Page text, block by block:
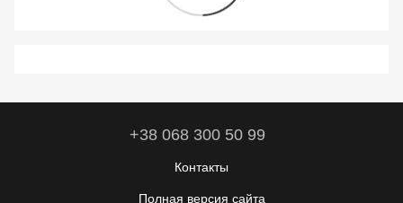
+38 068 300 50 99
Контакты
Полная версия сайта